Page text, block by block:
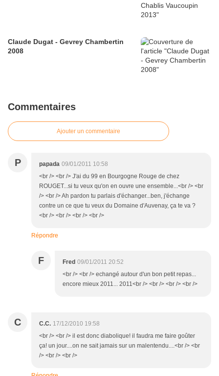
Claude Dugat - Gevrey Chambertin
2008
Commentaires
Ajouter un commentaire
P papada 09/01/2011 10:58
<br /> <br /> J'ai du 99 en Bourgogne Rouge de chez
ROUGET...si tu veux qu'on en ouvre une ensemble...<br /> <br
/> <br /> Ah pardon tu parlais d'échanger...ben, j'échange
contre un ce que tu veux du Domaine d'Auvenay, ça te va ?
<br /> <br /> <br /> <br />
Répondre
F Fred 09/01/2011 20:52
<br /> <br /> echangé autour d'un bon petit repas...
encore mieux 2011... 2011<br /> <br /> <br /> <br />
C C.C. 17/12/2010 19:58
<br /> <br /> il est donc diabolique! il faudra me faire goûter
ça! un jour....on ne sait jamais sur un malentendu....<br /> <br
/> <br /> <br />